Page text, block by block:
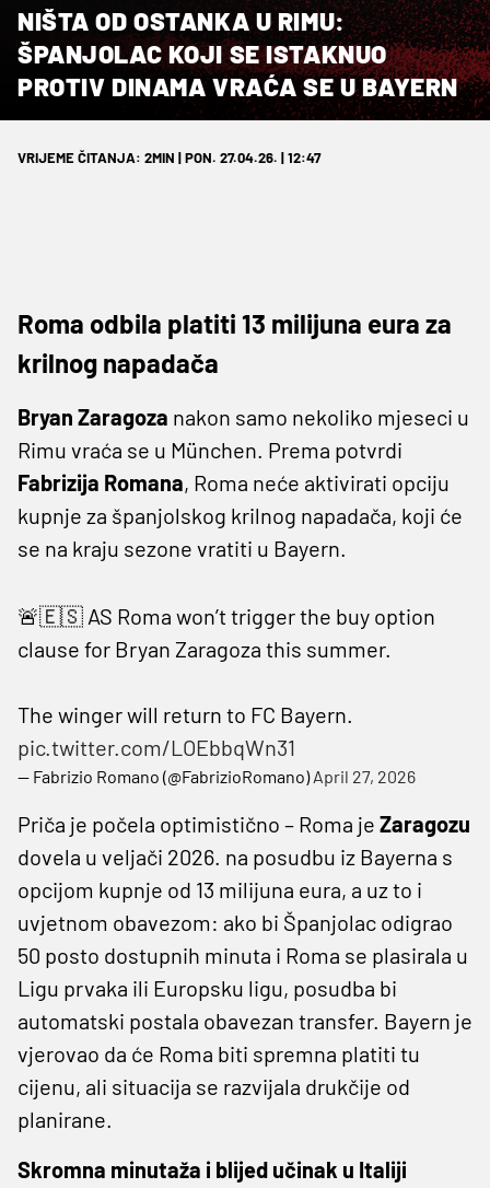
NIŠTA OD OSTANKA U RIMU:
ŠPANJOLAC KOJI SE ISTAKNUO
PROTIV DINAMA VRAĆA SE U BAYERN
VRIJEME ČITANJA: 2MIN | PON. 27.04.26. | 12:47
Roma odbila platiti 13 milijuna eura za
krilnog napadača
Bryan Zaragoza nakon samo nekoliko mjeseci u
Rimu vraća se u München. Prema potvrdi
Fabrizija Romana, Roma neće aktivirati opciju
kupnje za španjolskog krilnog napadača, koji će
se na kraju sezone vratiti u Bayern.
🚨🇪🇸 AS Roma won’t trigger the buy option
clause for Bryan Zaragoza this summer.
The winger will return to FC Bayern.
pic.twitter.com/LOEbbqWn31
— Fabrizio Romano (@FabrizioRomano)April 27, 2026
Priča je počela optimistično – Roma je Zaragozu
dovela u veljači 2026. na posudbu iz Bayerna s
opcijom kupnje od 13 milijuna eura, a uz to i
uvjetnom obavezom: ako bi Španjolac odigrao
50 posto dostupnih minuta i Roma se plasirala u
Ligu prvaka ili Europsku ligu, posudba bi
automatski postala obavezan transfer. Bayern je
vjerovao da će Roma biti spremna platiti tu
cijenu, ali situacija se razvijala drukčije od
planirane.
Skromna minutaža i blijed učinak u Italiji